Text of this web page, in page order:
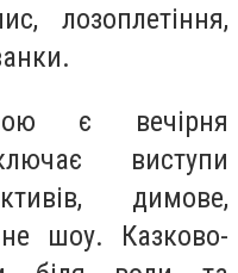
лозоплетіння,
є вечірня
виступи
димове,
шоу. Казково-